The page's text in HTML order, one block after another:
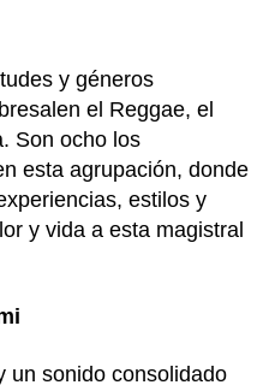
y géneros
el Reggae, el
Son ocho los
esta agrupación, donde
estilos y
y vida a esta magistral
un sonido consolidado